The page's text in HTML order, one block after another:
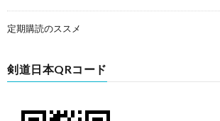
定期購読のススメ
剣道日本QRコード